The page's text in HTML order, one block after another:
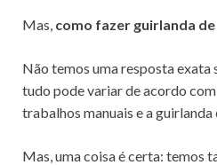
Mas, como fazer guirlanda
Não temos uma resposta exata
tudo pode variar de acordo
trabalhos manuais e a guirlanda
Mas, uma coisa é certa: temos